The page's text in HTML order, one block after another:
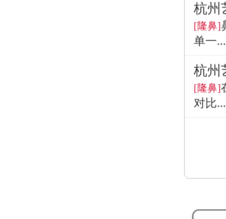
杭州
[隆鼻]
单一...
杭州
[隆鼻]
对比...